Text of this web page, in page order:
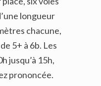
longueur
chacune,
5+ à 6b. Les
jusqu’à 15h,
prononcée.